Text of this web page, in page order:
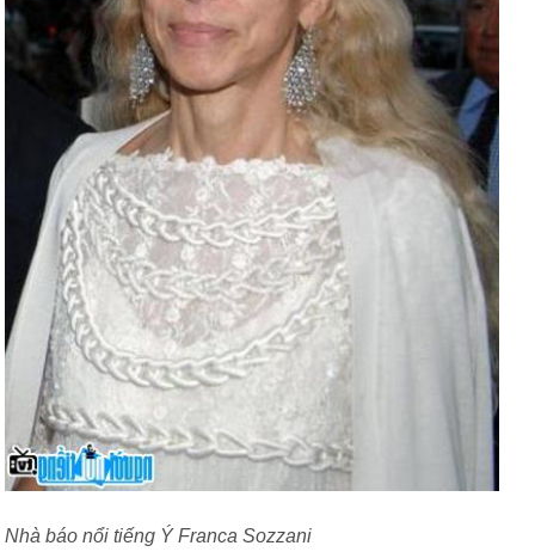
Nhà báo nổi tiếng Ý Franca Sozzani